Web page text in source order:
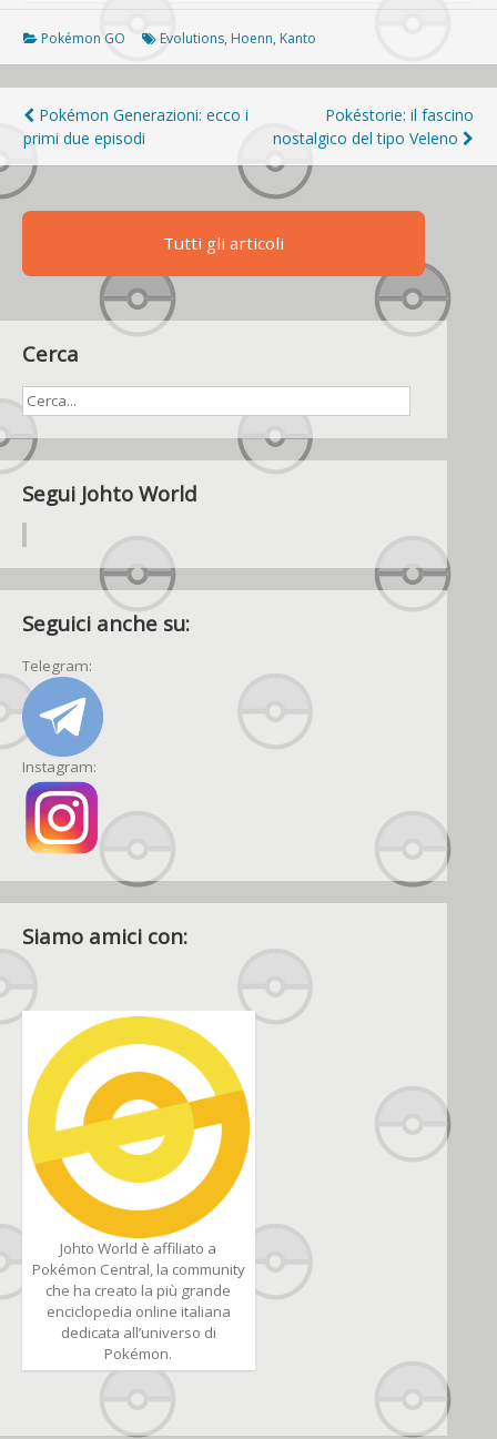
Pokémon GO Evolutions, Hoenn, Kanto
Navigazione
articoli
Pokémon Generazioni: ecco i
primi due episodi
Pokéstorie: il fascino
nostalgico del tipo Veleno
Tutti gli articoli
Cerca
Segui Johto World
Seguici anche su:
Telegram:
Instagram:
Siamo amici con:
Johto World è affiliato a
Pokémon Central, la community
che ha creato la più grande
enciclopedia online italiana
dedicata all’universo di
Pokémon.